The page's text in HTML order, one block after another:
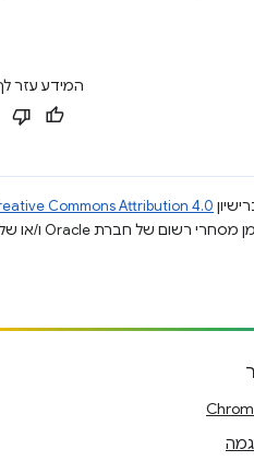
המידע עזר
Commons Attribution 4.0